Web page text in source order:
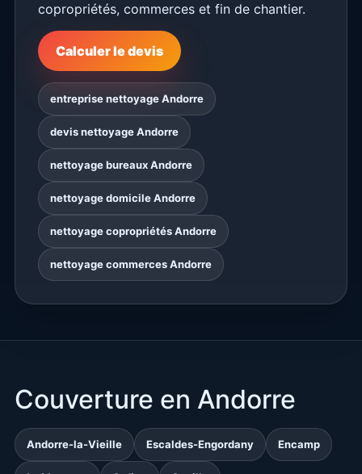
copropriétés, commerces et fin de chantier.
Calculer le devis
entreprise nettoyage Andorre
devis nettoyage Andorre
nettoyage bureaux Andorre
nettoyage domicile Andorre
nettoyage copropriétés Andorre
nettoyage commerces Andorre
Couverture en Andorre
Andorre-la-Vieille Escaldes-Engordany Encamp